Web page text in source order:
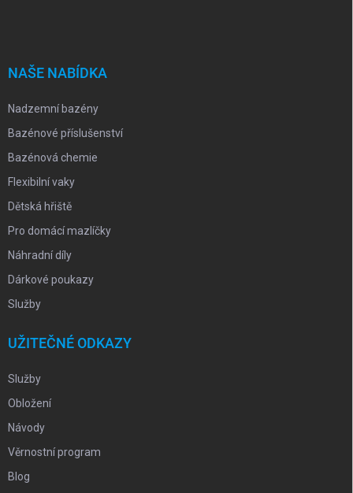
NAŠE NABÍDKA
Nadzemní bazény
Bazénové příslušenství
Bazénová chemie
Flexibilní vaky
Dětská hřiště
Pro domácí mazlíčky
Náhradní díly
Dárkové poukazy
Služby
UŽITEČNÉ ODKAZY
Služby
Obložení
Návody
Věrnostní program
Blog